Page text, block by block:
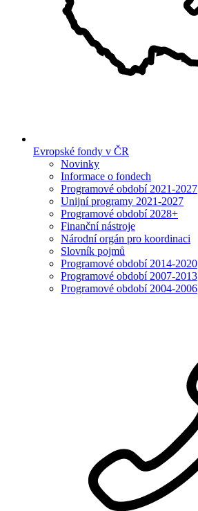
Evropské fondy v ČR
Novinky
Informace o fondech
Programové období 2021-2027
Unijní programy 2021-2027
Programové období 2028+
Finanční nástroje
Národní orgán pro koordinaci
Slovník pojmů
Programové období 2014-2020
Programové období 2007-2013
Programové období 2004-2006